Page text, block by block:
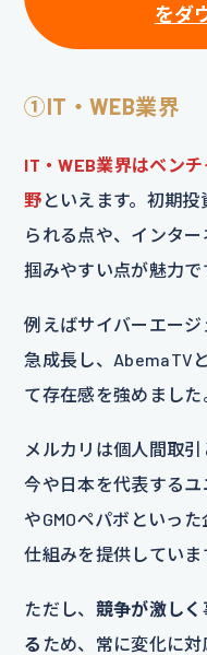
をダ
①IT・WEB業界
IT・WEB業界はベン
野 といえます。初期
られる点や、インタ
掴みやすい点が魅力で
例えばサイバーエー
急成長し、AbemaTV
て存在感を強めました
メルカリは個人間取引
今や日本を代表するユ
やGMOペパボといっ
仕組みを提供していま
ただし、 競争が激し
る ため、常に変化に対